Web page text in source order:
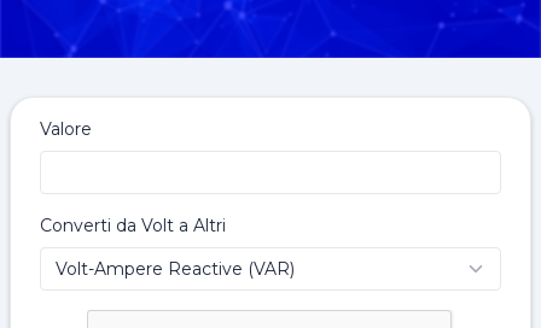
Valore
Converti da Volt a Altri